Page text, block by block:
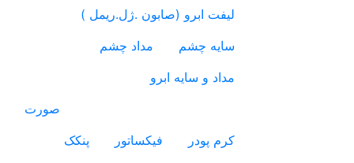
لیفت ابرو (صابون .ژل.ریمل )
سایه چشم
مداد چشم
مداد و سایه ابرو
صورت
کرم پودر
فیکساتور
پنکک